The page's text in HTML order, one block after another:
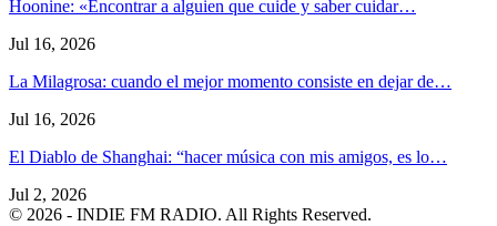
Hoonine: «Encontrar a alguien que cuide y saber cuidar…
Jul 16, 2026
La Milagrosa: cuando el mejor momento consiste en dejar de…
Jul 16, 2026
El Diablo de Shanghai: “hacer música con mis amigos, es lo…
Jul 2, 2026
© 2026 - INDIE FM RADIO. All Rights Reserved.